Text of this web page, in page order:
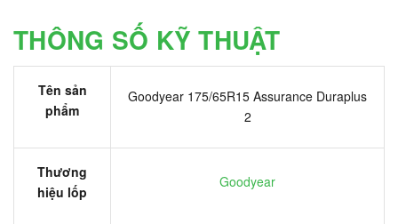
THÔNG SỐ KỸ THUẬT
Tên sản
phẩm
Goodyear 175/65R15 Assurance Duraplus
2
Thương
hiệu lốp
Goodyear